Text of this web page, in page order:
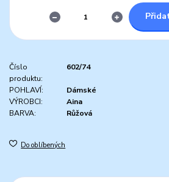
Číslo
produktu:
602/74
POHLAVÍ:
Dámské
VÝROBCI:
Aina
BARVA:
Růžová
Do oblíbených